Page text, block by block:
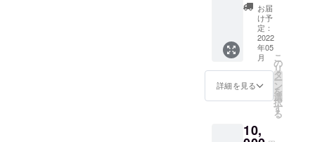
す。
True
Funオリ
ジナル
トート
バッグ
を1枚お
届けし
ます。
100%ナ
チュラ
トン製
で
お届
け予
定：
2022
年05
月
詳細を見る
こ
の
リ
タ
ー
ン
を
選
択
す
る
10,